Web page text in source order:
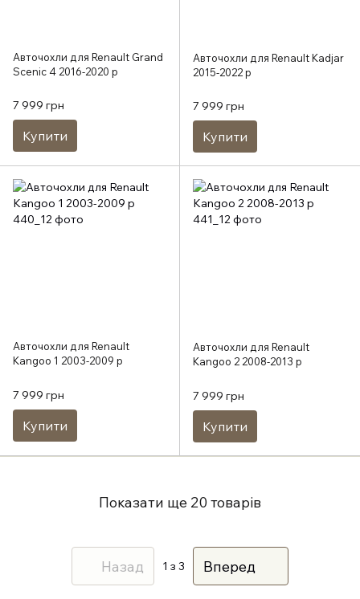
Авточохли для Renault Grand
Scenic 4 2016-2020 р
7 999 грн
Купити
Авточохли для Renault Kadjar
2015-2022 р
7 999 грн
Купити
Авточохли для Renault
Kangoo 1 2003-2009 р
7 999 грн
Купити
Авточохли для Renault
Kangoo 2 2008-2013 р
7 999 грн
Купити
Показати ще 20 товарів
Назад 1 з 3 Вперед